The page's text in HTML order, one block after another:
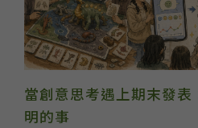
當創意思考遇上期末發
明的事